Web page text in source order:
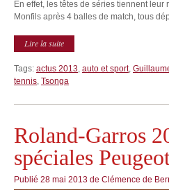
En effet, les têtes de séries tiennent
Monfils après 4 balles de match, tous
Lire la suite
Tags: actus 2013, auto et sport,
tennis, Tsonga
Roland-Garros
spéciales
Publié 28 mai 2013 de Clémence de